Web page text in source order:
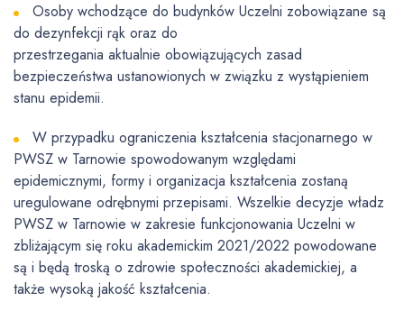
Osoby wchodzące do budynków Uczelni zobowiązane są
do dezynfekcji rąk oraz do
przestrzegania aktualnie obowiązujących zasad
bezpieczeństwa ustanowionych w związku z wystąpieniem
stanu epidemii.
W przypadku ograniczenia kształcenia stacjonarnego w
PWSZ w Tarnowie spowodowanym względami
epidemicznymi, formy i organizacja kształcenia zostaną
uregulowane odrębnymi przepisami. Wszelkie decyzje władz
PWSZ w Tarnowie w zakresie funkcjonowania Uczelni w
zbliżającym się roku akademickim 2021/2022 powodowane
są i będą troską o zdrowie społeczności akademickiej, a
także wysoką jakość kształcenia.